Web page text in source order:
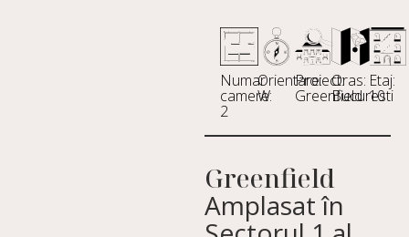
Numar
camere:
2
Orientare:
W
Proiect:
Greenfield
Oras:
Bucuresti
Etaj:
10
Greenfield
Amplasat în